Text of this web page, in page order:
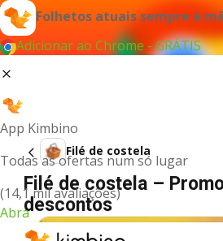
Folhetos atuais sempre à
Adicionar ao Chrome - GRÁTIS
App Kimbino
Todas as ofertas num só lugar
(14,1 mil avaliações)
Abra
Filé de costela
Filé de costela –
descontos